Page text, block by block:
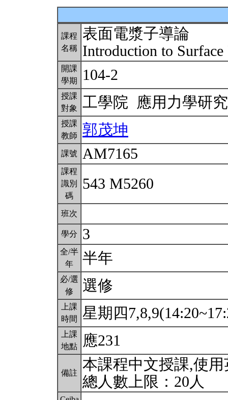
課程
名稱
表面電漿子導論
Introduction to
開課
學期
104-2
授課
對象
工學院 應用力學研
授課
教師
郭茂坤
課號 AM7165
課程
識別
碼
543 M5260
班次
學分 3
全/半
年
半年
必/選
修
選修
上課
時間
星期四
上課
地點
應231
備註
本課程中文授課,使
總人數上限：20人